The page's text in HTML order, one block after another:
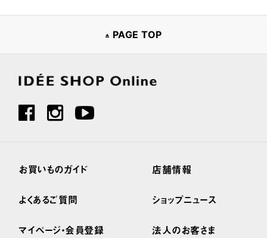
PAGE TOP
お買いものガイド
よくあるご質問
マイページ・会員登録
店舗情報
ショップニュース
法人のお客さま